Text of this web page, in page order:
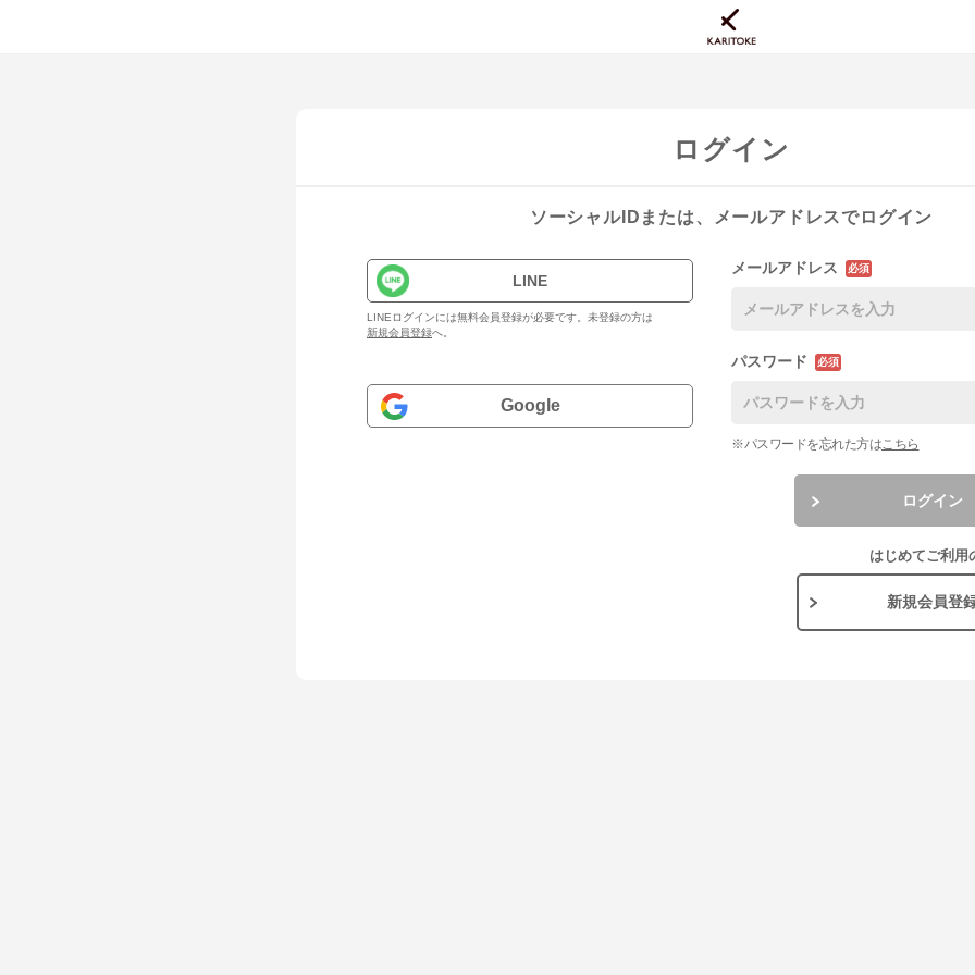
ログイン
ソーシャルIDまたは、メールアドレスでログイン
LINE
LINEログインには無料会員登録が必要です。未登録の方は
新規会員登録へ。
Google
メールアドレス 必須
パスワード 必須
※パスワードを忘れた方はこちら
ログイン
はじめてご利用
新規会員登